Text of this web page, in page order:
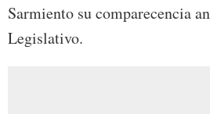
Sarmiento su comparecencia
Legislativo.